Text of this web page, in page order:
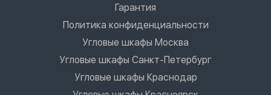
Гарантия
Политика конфиденциальности
Угловые шкафы Москва
Угловые шкафы Санкт-Петербург
Угловые шкафы Краснодар